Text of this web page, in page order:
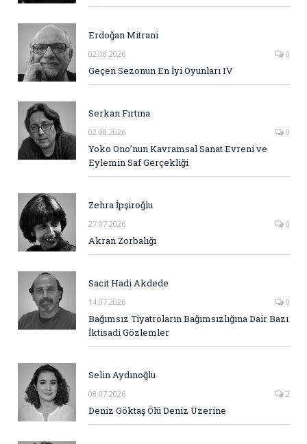
Erdoğan Mitrani
02.08.2026 0
Geçen Sezonun En İyi Oyunları IV
Serkan Fırtına
02.08.2026 0
Yoko Ono’nun Kavramsal Sanat Evreni ve
Eylemin Saf Gerçekliği
Zehra İpşiroğlu
27.07.2026 0
Akran Zorbalığı
Sacit Hadi Akdede
14.07.2026 0
Bağımsız Tiyatroların Bağımsızlığına Dair Bazı
İktisadi Gözlemler
Selin Aydınoğlu
08.07.2026 2
Deniz Göktaş Ölü Deniz Üzerine